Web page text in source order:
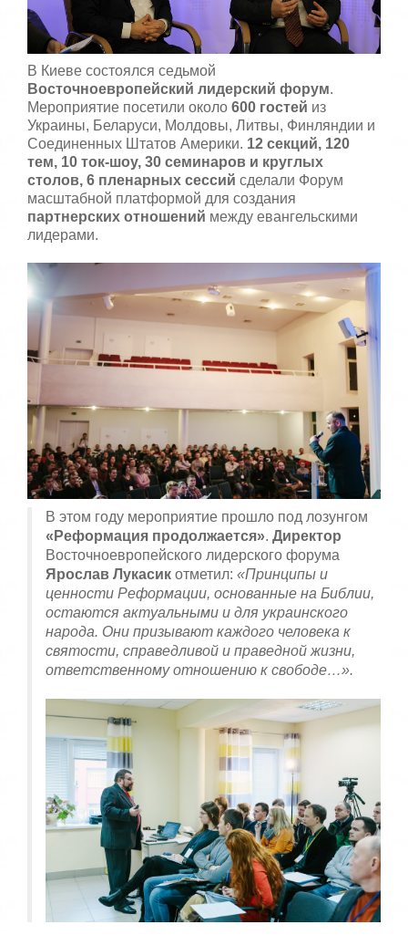
/
5
,
о
е
н
и
т
е
В Киеве состоялся седьмой
Восточноевропейский лидерский форум.
Мероприятие посетили около 600 гостей из
Украины, Беларуси, Молдовы, Литвы, Финляндии и
Соединенных Штатов Америки. 12 секций, 120
тем, 10 ток-шоу, 30 семинаров и круглых
столов, 6 пленарных сессий сделали Форум
масштабной платформой для создания
партнерских отношений между евангельскими
лидерами.
В этом году мероприятие прошло под лозунгом
«Реформация продолжается». Директор
Восточноевропейского лидерского форума
Ярослав Лукасик отметил: «Принципы и
ценности Реформации, основанные на Библии,
остаются актуальными и для украинского
народа. Они призывают каждого человека к
святости, справедливой и праведной жизни,
ответственному отношению к свободе…».